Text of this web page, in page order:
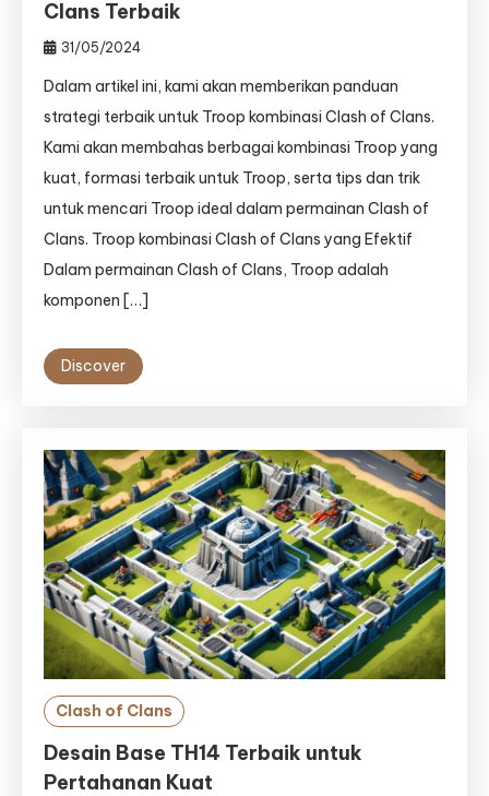
Clans Terbaik
31/05/2024
Dalam artikel ini, kami akan memberikan panduan
strategi terbaik untuk Troop kombinasi Clash of Clans.
Kami akan membahas berbagai kombinasi Troop yang
kuat, formasi terbaik untuk Troop, serta tips dan trik
untuk mencari Troop ideal dalam permainan Clash of
Clans. Troop kombinasi Clash of Clans yang Efektif
Dalam permainan Clash of Clans, Troop adalah
komponen […]
Discover
Clash of Clans
Desain Base TH14 Terbaik untuk
Pertahanan Kuat